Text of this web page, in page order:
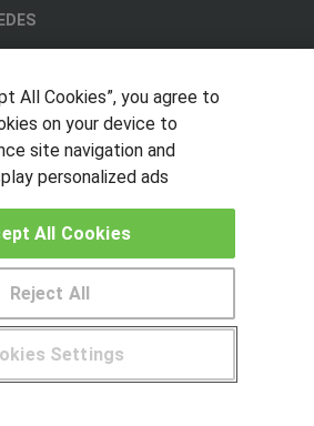
¿Tienes alguna duda? 900 264 357
All Cookies”, you agree to
on your device to
site navigation and
personalized ads
Settings
Reject All
All Cookies